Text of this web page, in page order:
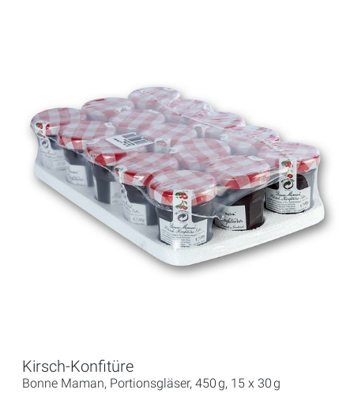
Kirsch-Konfitüre
Bonne Maman, Portionsgläser, 450 g, 15 x 30 g